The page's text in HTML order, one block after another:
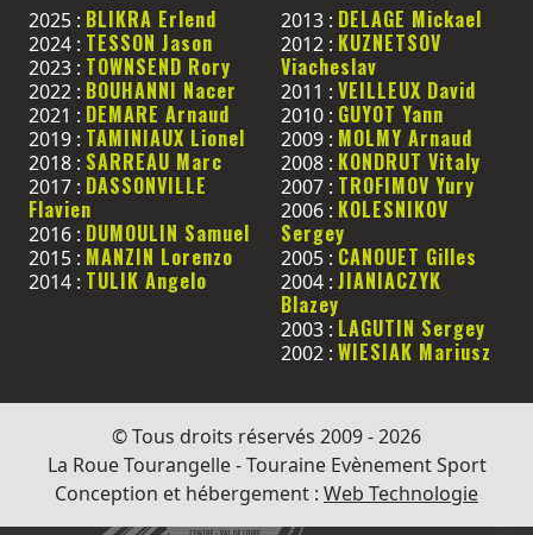
2025 : BLIKRA Erlend
2024 : TESSON Jason
2023 : TOWNSEND Rory
2022 : BOUHANNI Nacer
2021 : DEMARE Arnaud
2019 : TAMINIAUX Lionel
2018 : SARREAU Marc
2017 : DASSONVILLE
Flavien
2016 : DUMOULIN Samuel
2015 : MANZIN Lorenzo
2014 : TULIK Angelo
2013 : DELAGE Mickael
2012 : KUZNETSOV
Viacheslav
2011 : VEILLEUX David
2010 : GUYOT Yann
2009 : MOLMY Arnaud
2008 : KONDRUT Vitaly
2007 : TROFIMOV Yury
2006 : KOLESNIKOV
Sergey
2005 : CANOUET Gilles
2004 : JIANIACZYK
Blazey
2003 : LAGUTIN Sergey
2002 : WIESIAK Mariusz
© Tous droits réservés 2009 - 2026
La Roue Tourangelle - Touraine Evènement Sport
Conception et hébergement : Web Technologie